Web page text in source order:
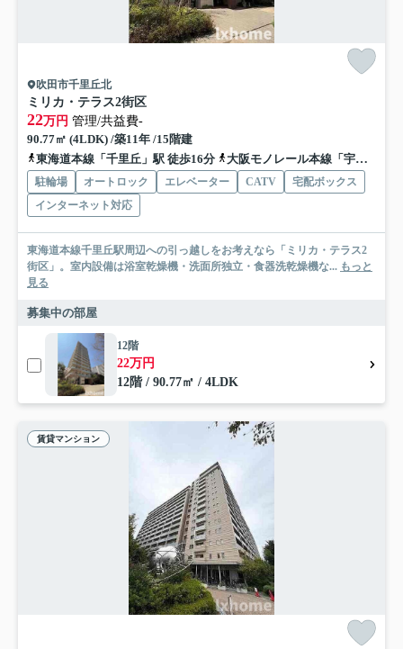
吹田市千里丘北
ミリカ・テラス2街区
22万円 管理/共益費-
90.77㎡ (4LDK) /築11年 /15階建
東海道本線「千里丘」駅 徒歩16分
大阪モノレール本線「宇野辺」駅 徒歩21分
駐輪場 オートロック エレベーター CATV
宅配ボックス
インターネット対応
東海道本線千里丘駅周辺への引っ越しをお考えなら「ミリカ・テラス2
街区」。室内設備は浴室乾燥機・洗面所独立・食器洗乾燥機な... もっと
見る
募集中の部屋
12階
22万円
12階 / 90.77㎡ / 4LDK
賃貸マンション